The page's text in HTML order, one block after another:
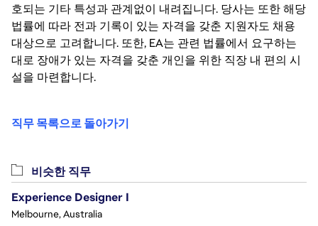
호되는 기타 특성과 관계없이 내려집니다. 당사는 또한 해당
법률에 따라 전과 기록이 있는 자격을 갖춘 지원자도 채용
대상으로 고려합니다. 또한, EA는 관련 법률에서 요구하는
대로 장애가 있는 자격을 갖춘 개인을 위한 직장 내 편의 시
설을 마련합니다.
직무 목록으로 돌아가기
비슷한 직무
Experience Designer I
Melbourne, Australia